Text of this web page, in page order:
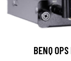
BENQ